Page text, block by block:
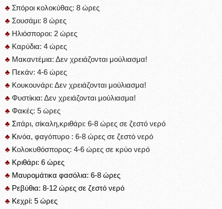
♣ Σπόροι κολοκύθας: 8 ώρες
♣ Σουσάμι: 8 ώρες
♣ Ηλιόσποροι: 2 ώρες
♣ Καρύδια: 4 ώρες
♣ Μακαντέμια: Δεν χρειάζονται μούλιασμα!
♣ Πεκάν: 4-6 ώρες
♣ Κουκουνάρι: Δεν χρειάζονται μούλιασμα!
♣ Φυστίκια: Δεν χρειάζονται μούλιασμα!
♣ Φακές: 5 ώρες
♣ Σιτάρι, σίκαλη,κριθάρι: 6-8 ώρες σε ζεστό νερό
♣ Κινόα, φαγόπυρο : 6-8 ώρες σε ζεστό νερό
♣ Κολοκυθόσπορος: 4-6 ώρες σε κρύο νερό
♣ Κριθάρι: 6 ώρες
♣ Μαυρομάτικα φασόλια: 6-8 ώρες
♣ Ρεβύθια: 8-12 ώρες σε ζεστό νερό
♣ Κεχρί: 5 ώρες